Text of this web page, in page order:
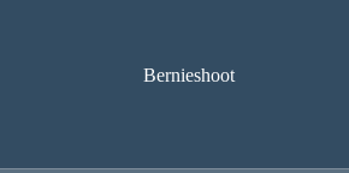
Bernieshoot